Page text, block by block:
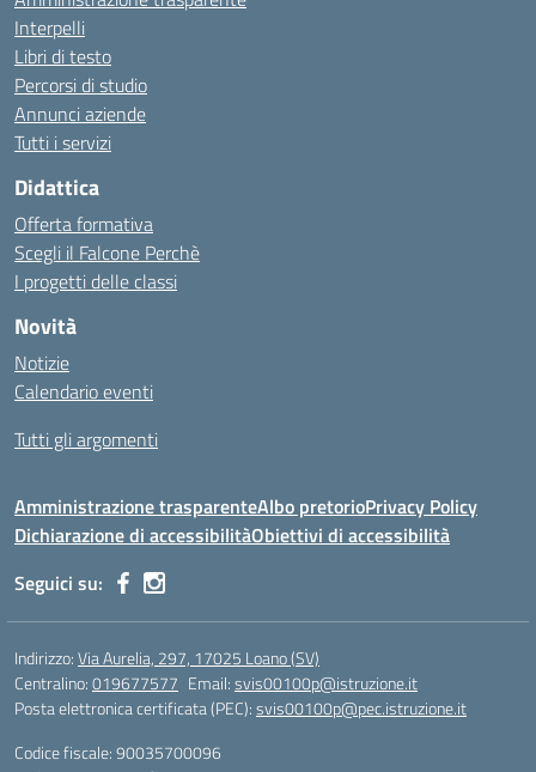
Interpelli
Libri di testo
Percorsi di studio
Annunci aziende
Tutti i servizi
Didattica
Offerta formativa
Scegli il Falcone Perchè
I progetti delle classi
Novità
Notizie
Calendario eventi
Tutti gli argomenti
Amministrazione trasparenteAlbo pretorioPrivacy Policy
Dichiarazione di accessibilitàObiettivi di accessibilità
Seguici su:
Indirizzo:Via Aurelia, 297, 17025 Loano (SV)
Centralino:019677577 Email:svis00100p@istruzione.it
Posta elettronica certificata (PEC):svis00100p@pec.istruzione.it
Codice fiscale: 90035700096